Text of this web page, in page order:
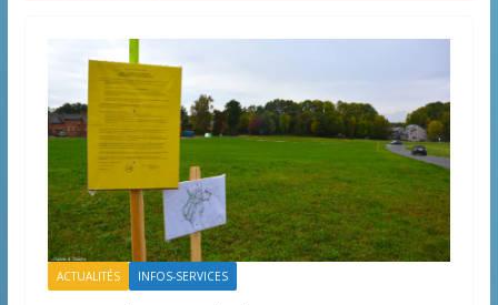
ACTUALITÉS INFOS-SERVICES